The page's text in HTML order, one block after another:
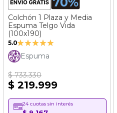
Colchón 1 Plaza y Media
Espuma Telgo Vida
(100x190)
5.0Valoración:
100%
Espuma
$ 733.330
$ 219.999
24 cuotas sin interés